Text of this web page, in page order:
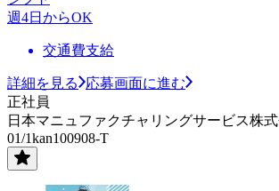
週4日からOK
交通費支給
詳細を見る
応募画面に進む
正社員
日本マニュファクチャリングサービス株
01/1kan100908-T